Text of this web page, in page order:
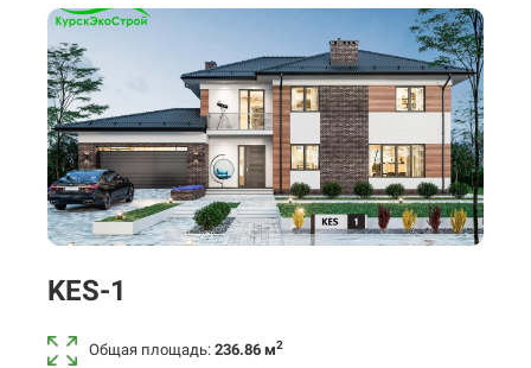
KES-1
Общая площадь: 236.86 м2